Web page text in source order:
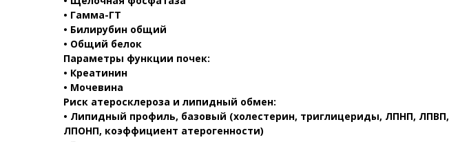
• Гамма-ГТ
• Билирубин общий
• Общий белок
Параметры функции почек:
• Креатинин
• Мочевина
Риск атеросклероза и липидный обмен:
• Липидный профиль, базовый (холестерин, триглицериды, ЛПНП, ЛПВП,
ЛПОНП, коэффициент атерогенности)